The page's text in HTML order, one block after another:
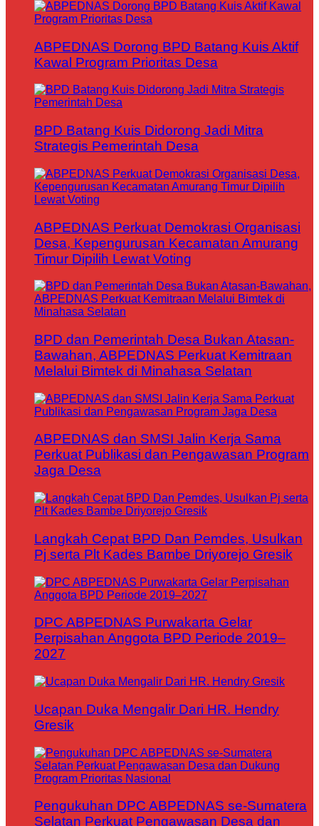
ABPEDNAS Dorong BPD Batang Kuis Aktif
Kawal Program Prioritas Desa
BPD Batang Kuis Didorong Jadi Mitra
Strategis Pemerintah Desa
ABPEDNAS Perkuat Demokrasi Organisasi
Desa, Kepengurusan Kecamatan Amurang
Timur Dipilih Lewat Voting
BPD dan Pemerintah Desa Bukan Atasan-
Bawahan, ABPEDNAS Perkuat Kemitraan
Melalui Bimtek di Minahasa Selatan
ABPEDNAS dan SMSI Jalin Kerja Sama
Perkuat Publikasi dan Pengawasan Program
Jaga Desa
Langkah Cepat BPD Dan Pemdes, Usulkan
Pj serta Plt Kades Bambe Driyorejo Gresik
DPC ABPEDNAS Purwakarta Gelar
Perpisahan Anggota BPD Periode 2019–
2027
Ucapan Duka Mengalir Dari HR. Hendry
Gresik
Pengukuhan DPC ABPEDNAS se-Sumatera
Selatan Perkuat Pengawasan Desa dan